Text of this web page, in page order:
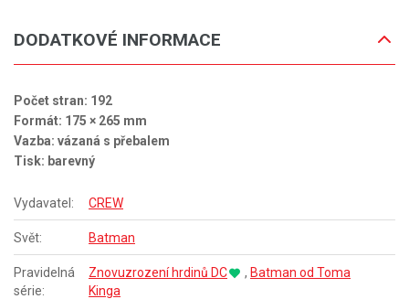
DODATKOVÉ INFORMACE
Počet stran: 192
Formát: 175 × 265 mm
Vazba: vázaná s přebalem
Tisk: barevný
Vydavatel: CREW
Svět: Batman
Pravidelná
série:
Znovuzrození hrdinů DC , Batman od Toma
Kinga